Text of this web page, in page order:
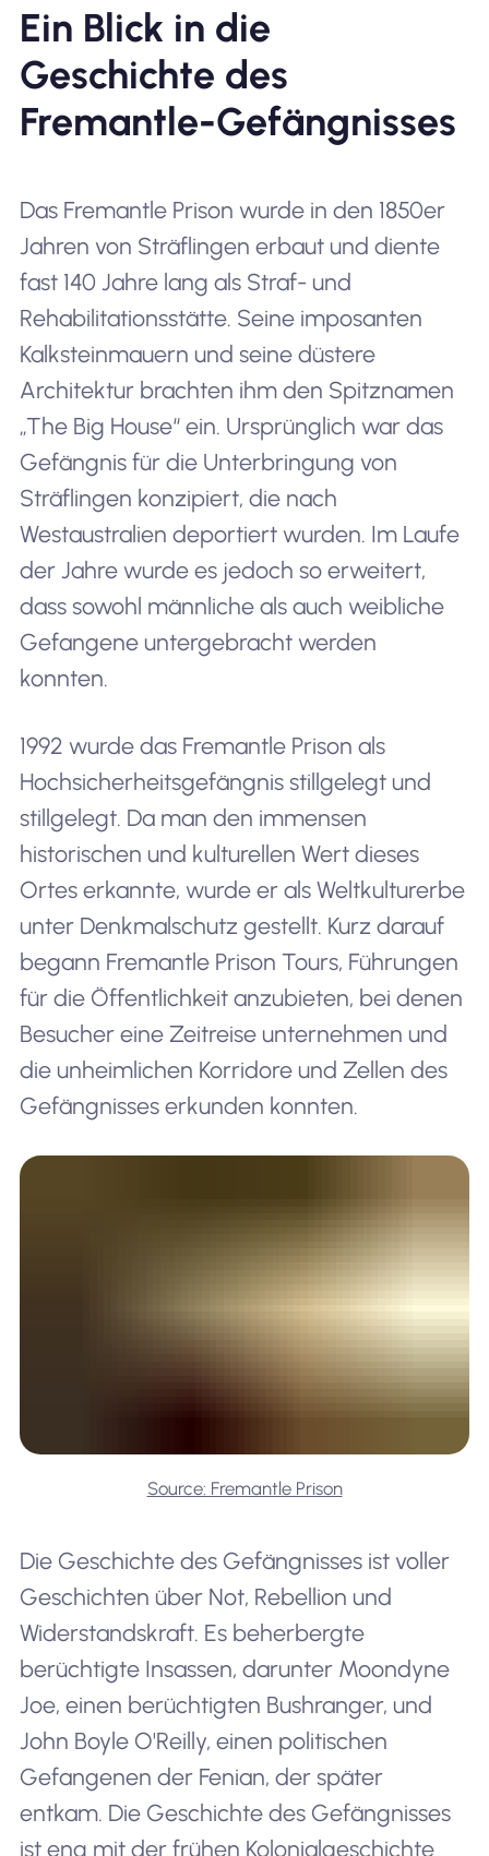
Ein Blick in die
Geschichte des
Fremantle-Gefängnisses
Das Fremantle Prison wurde in den 1850er
Jahren von Sträflingen erbaut und diente
fast 140 Jahre lang als Straf- und
Rehabilitationsstätte. Seine imposanten
Kalksteinmauern und seine düstere
Architektur brachten ihm den Spitznamen
„The Big House“ ein. Ursprünglich war das
Gefängnis für die Unterbringung von
Sträflingen konzipiert, die nach
Westaustralien deportiert wurden. Im Laufe
der Jahre wurde es jedoch so erweitert,
dass sowohl männliche als auch weibliche
Gefangene untergebracht werden
konnten.
1992 wurde das Fremantle Prison als
Hochsicherheitsgefängnis stillgelegt und
stillgelegt. Da man den immensen
historischen und kulturellen Wert dieses
Ortes erkannte, wurde er als Weltkulturerbe
unter Denkmalschutz gestellt. Kurz darauf
begann Fremantle Prison Tours, Führungen
für die Öffentlichkeit anzubieten, bei denen
Besucher eine Zeitreise unternehmen und
die unheimlichen Korridore und Zellen des
Gefängnisses erkunden konnten.
Source: Fremantle Prison
Die Geschichte des Gefängnisses ist voller
Geschichten über Not, Rebellion und
Widerstandskraft. Es beherbergte
berüchtigte Insassen, darunter Moondyne
Joe, einen berüchtigten Bushranger, und
John Boyle O'Reilly, einen politischen
Gefangenen der Fenian, der später
entkam. Die Geschichte des Gefängnisses
ist eng mit der frühen Kolonialgeschichte